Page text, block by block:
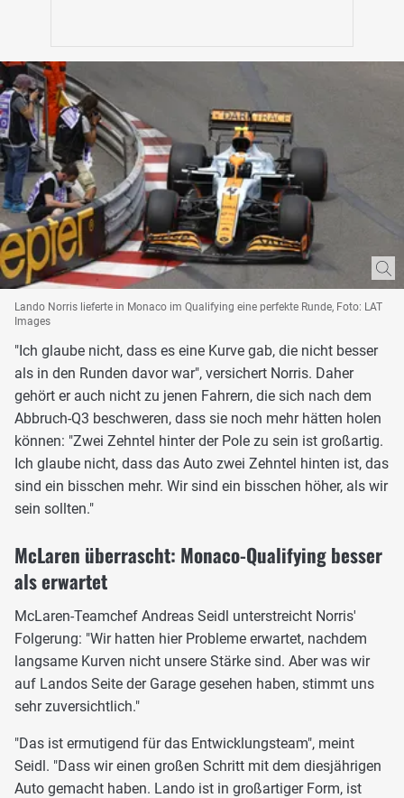
Lando Norris lieferte in Monaco im Qualifying eine perfekte Runde, Foto: LAT
Images
"Ich glaube nicht, dass es eine Kurve gab, die nicht besser
als in den Runden davor war", versichert Norris. Daher
gehört er auch nicht zu jenen Fahrern, die sich nach dem
Abbruch-Q3 beschweren, dass sie noch mehr hätten holen
können: "Zwei Zehntel hinter der Pole zu sein ist großartig.
Ich glaube nicht, dass das Auto zwei Zehntel hinten ist, das
sind ein bisschen mehr. Wir sind ein bisschen höher, als wir
sein sollten."
McLaren überrascht: Monaco-Qualifying besser
als erwartet
McLaren-Teamchef Andreas Seidl unterstreicht Norris'
Folgerung: "Wir hatten hier Probleme erwartet, nachdem
langsame Kurven nicht unsere Stärke sind. Aber was wir
auf Landos Seite der Garage gesehen haben, stimmt uns
sehr zuversichtlich."
"Das ist ermutigend für das Entwicklungsteam", meint
Seidl. "Dass wir einen großen Schritt mit dem diesjährigen
Auto gemacht haben. Lando ist in großartiger Form, ist